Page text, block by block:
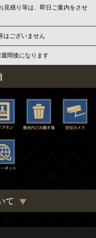
見積り等は、即日ご案内をさせ
はございません
間後になります
て